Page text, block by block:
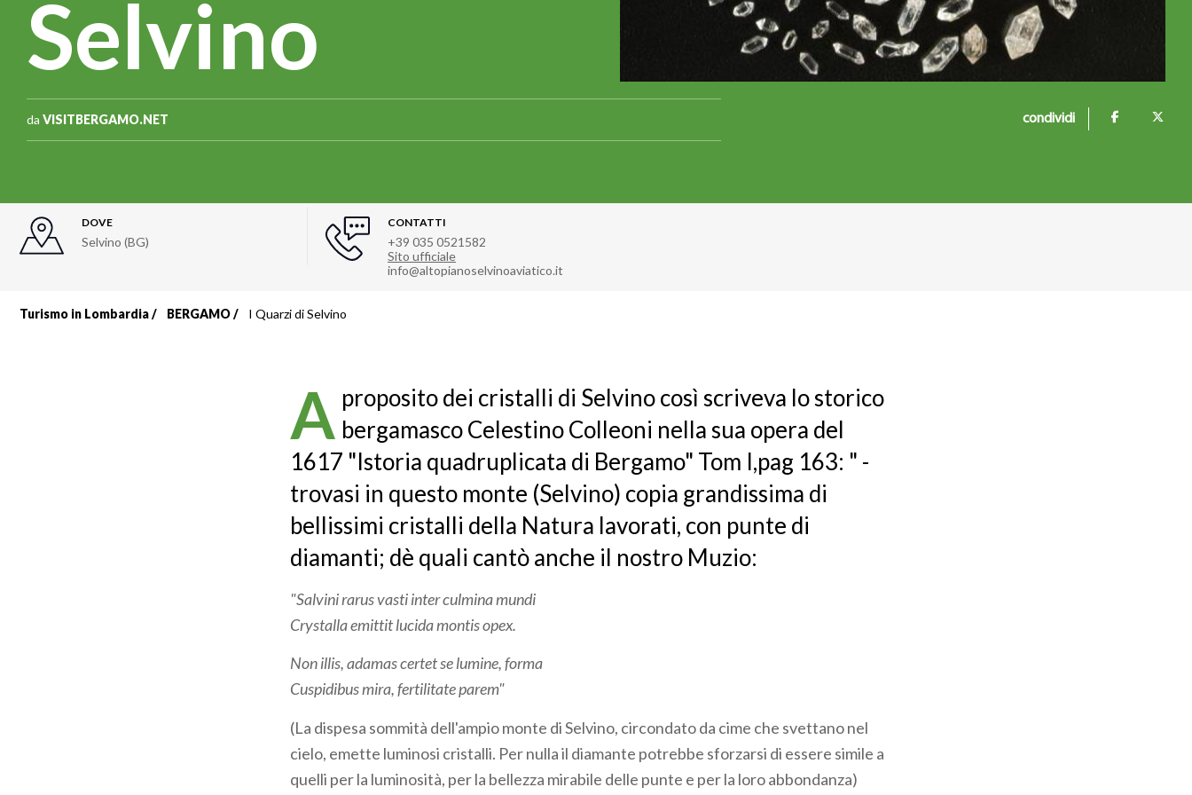
Selvino
da VISITBERGAMO.NET condividi
DOVE
Selvino (BG)
CONTATTI
+39 035 0521582
Sito ufficiale
info@altopianoselvinoaviatico.it
Turismo in Lombardia BERGAMO I Quarzi di Selvino
A proposito dei cristalli di Selvino così scriveva lo storico
bergamasco Celestino Colleoni nella sua opera del
1617 "Istoria quadruplicata di Bergamo" Tom I,pag 163: " -
trovasi in questo monte (Selvino) copia grandissima di
bellissimi cristalli della Natura lavorati, con punte di
diamanti; dè quali cantò anche il nostro Muzio:
"Salvini rarus vasti inter culmina mundi
Crystalla emittit lucida montis opex.
Non illis, adamas certet se lumine, forma
Cuspidibus mira, fertilitate parem"
(La dispesa sommità dell'ampio monte di Selvino, circondato da cime che svettano nel
cielo, emette luminosi cristalli. Per nulla il diamante potrebbe sforzarsi di essere simile a
quelli per la luminosità, per la bellezza mirabile delle punte e per la loro abbondanza)